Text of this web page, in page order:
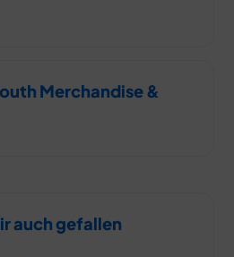
Merchandise &
auch gefallen